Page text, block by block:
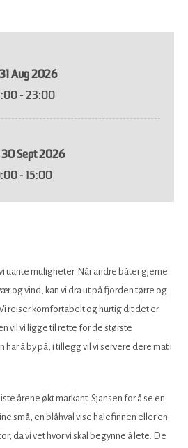
Aug 2026
- 23:00
30 Sept 2026
- 15:00
uante muligheter. Når andre båter gjerne
og vind, kan vi dra ut på fjorden tørre og
reiser komfortabelt og hurtig dit det er
vil vi ligge til rette for de største
å by på, i tillegg vil vi servere dere mat i
årene økt markant. Sjansen for å se en
små, en blåhval vise halefinnen eller en
da vi vet hvor vi skal begynne å lete. De